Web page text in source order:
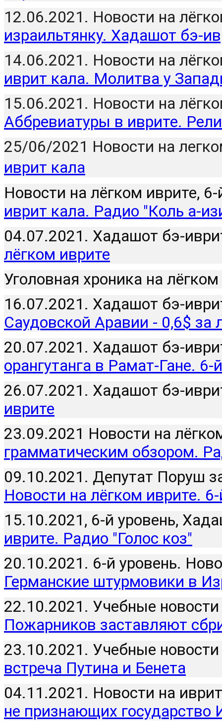
12.06.2021. Новости на
израильтянку. Хадашот бэ-
14.06.2021. Новости на
иврит кала. Молитва у
Аббревиатуры в иврите.
25/06/2021 Новости на
иврит кала
Новости на лёгком иврите,
иврит кала. Радио "Коль а-
04.07.2021. Хадашот бэ-
лёгком иврите
Уголовная хроника на
16.07.2021. Хадашот бэ-
Саудовской Аравии - 0,6$ за
20.07.2021. Хадашот бэ-
орангутанга в Рамат-Гане. 6-
26.07.2021. Хадашот бэ-
иврите
23.09.2021 Новости на
грамматическим обзором.
09.10.2021. Депутат Поруш
Новости на лёгком иврите.
15.10.2021, 6-й уровень,
иврите. Радио "Голос коз"
20.10.2021. 6-й уровень.
Германские штурмовики в
Пожарников заставляют
23.10.2021. Учебные
встреча Путина и Бенета
04.11.2021. Новости на
не признающих государство